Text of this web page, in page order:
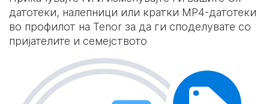
датотеки, налепници или кратки MP4-датотеки
во профилот на Tenor за да ги споделувате со
пријателите и семејството